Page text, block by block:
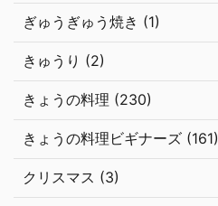
ぎゅうぎゅう焼き (1)
きゅうり (2)
きょうの料理 (230)
きょうの料理ビギナーズ (161)
クリスマス (3)